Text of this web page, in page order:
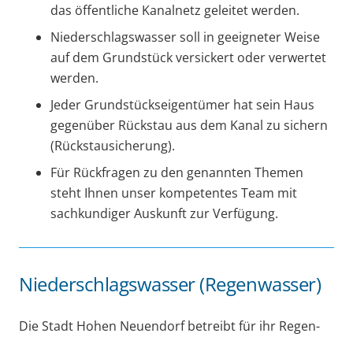
das öffentliche Kanalnetz geleitet werden.
Niederschlagswasser soll in geeigneter Weise
auf dem Grundstück versickert oder verwertet
werden.
Jeder Grundstückseigentümer hat sein Haus
gegenüber Rückstau aus dem Kanal zu sichern
(Rückstausicherung).
Für Rückfragen zu den genannten Themen
steht Ihnen unser kompetentes Team mit
sachkundiger Auskunft zur Verfügung.
Niederschlagswasser (Regenwasser)
Die Stadt Hohen Neuendorf betreibt für ihr Regen-